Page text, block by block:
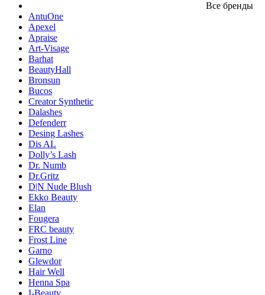
Все бренды
AntuOne
Apexel
Apraise
Art-Visage
Barhat
BeautyHall
Bronsun
Bucos
Creator Synthetic
Dalashes
Defenderr
Desing Lashes
Dis AL
Dolly’s Lash
Dr. Numb
Dr.Gritz
D|N Nude Blush
Ekko Beauty
Elan
Fougera
FRC beauty
Frost Line
Garno
Glewdor
Hair Well
Henna Spa
I-Beauty